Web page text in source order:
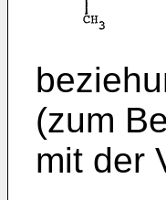
(zum
mit der